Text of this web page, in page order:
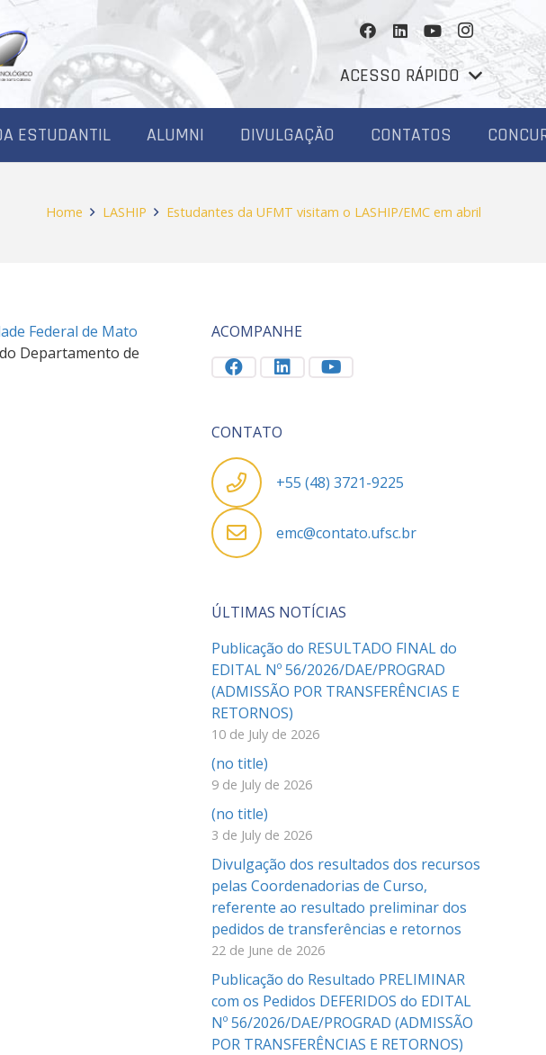
ACESSO RÁPIDO
ESTUDANTIL ALUMNI DIVULGAÇÃO CONTATOS
Home LASHIP Estudantes da UFMT visitam o LASHIP/EMC em abril
Federal de Mato
do Departamento de
ACOMPANHE
CONTATO
+55 (48) 3721-9225
emc@contato.ufsc.br
ÚLTIMAS NOTÍCIAS
Publicação do RESULTADO FINAL do
EDITAL Nº 56/2026/DAE/PROGRAD
(ADMISSÃO POR TRANSFERÊNCIAS E
RETORNOS)
10 de July de 2026
(no title)
9 de July de 2026
(no title)
3 de July de 2026
Divulgação dos resultados dos recursos
pelas Coordenadorias de Curso,
referente ao resultado preliminar dos
pedidos de transferências e retornos
22 de June de 2026
Publicação do Resultado PRELIMINAR
com os Pedidos DEFERIDOS do EDITAL
Nº 56/2026/DAE/PROGRAD (ADMISSÃO
POR TRANSFERÊNCIAS E RETORNOS)